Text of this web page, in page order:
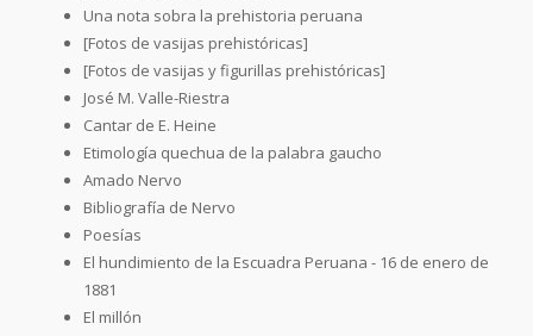
Una nota sobra la prehistoria peruana
[Fotos de vasijas prehistóricas]
[Fotos de vasijas y figurillas prehistóricas]
José M. Valle-Riestra
Cantar de E. Heine
Etimología quechua de la palabra gaucho
Amado Nervo
Bibliografía de Nervo
Poesías
El hundimiento de la Escuadra Peruana - 16 de enero de
1881
El millón